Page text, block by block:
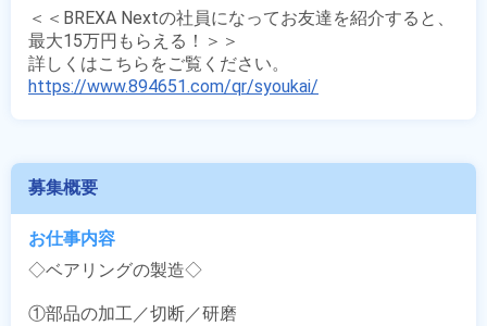
＜＜BREXA Nextの社員になってお友達を紹介すると、
最大15万円もらえる！＞＞
https://www.894651.com/qr/syoukai/
募集概要
お仕事内容
◇ベアリングの製造◇
①部品の加工／切断／研磨